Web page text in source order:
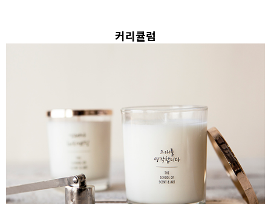
커리큘럼